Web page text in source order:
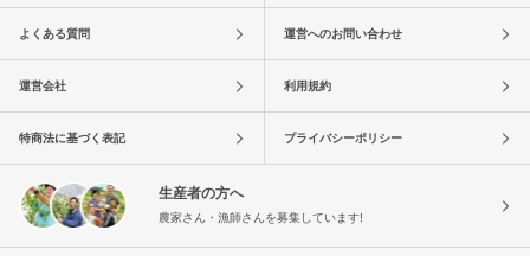
よくある質問 運営へのお問い合わせ
運営会社 利用規約
特商法に基づく表記 プライバシーポリシー
生産者の方へ
農家さん・漁師さんを募集しています!